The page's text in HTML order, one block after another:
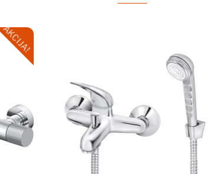
AKCIJA!